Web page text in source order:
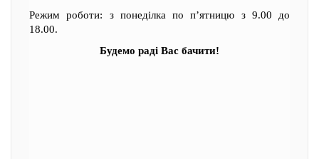
Режим роботи: з понеділка по п’ятницю з 9.00 до
18.00.
Будемо раді Вас бачити!